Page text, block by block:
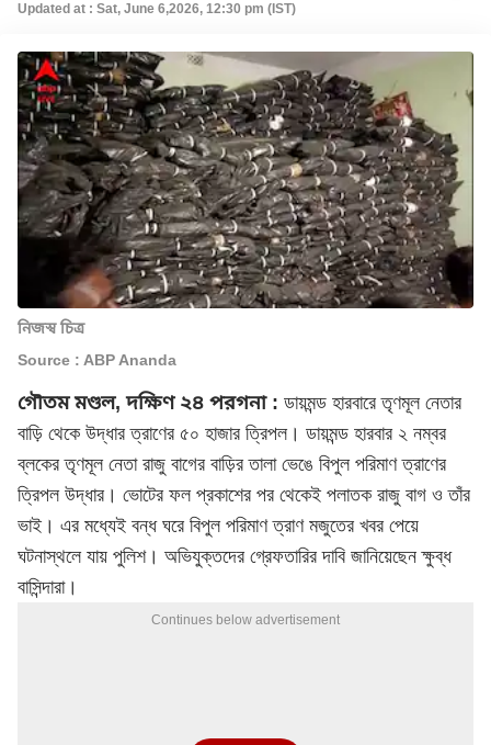
Updated at : Sat, June 6,2026, 12:30 pm (IST)
নিজস্ব চিত্র
Source : ABP Ananda
গৌতম মণ্ডল, দক্ষিণ ২৪ পরগনা : ডায়মন্ড হারবারে তৃণমূল নেতার
বাড়ি থেকে উদ্ধার ত্রাণের ৫০ হাজার ত্রিপল। ডায়মন্ড হারবার ২ নম্বর
ব্লকের তৃণমূল নেতা রাজু বাগের বাড়ির তালা ভেঙে বিপুল পরিমাণ ত্রাণের
ত্রিপল উদ্ধার। ভোটের ফল প্রকাশের পর থেকেই পলাতক রাজু বাগ ও তাঁর
ভাই। এর মধ্যেই বন্ধ ঘরে বিপুল পরিমাণ ত্রাণ মজুতের খবর পেয়ে
ঘটনাস্থলে যায় পুলিশ। অভিযুক্তদের গ্রেফতারির দাবি জানিয়েছেন ক্ষুব্ধ
বাসিন্দারা।
Continues below advertisement